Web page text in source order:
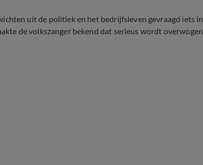
uit de politiek en het bedrijfsleven gevraagd iets in
de volkszanger bekend dat serieus wordt overwogen